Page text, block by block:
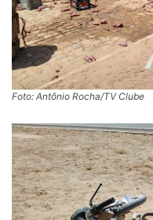
Foto: Antônio Rocha/TV Clube